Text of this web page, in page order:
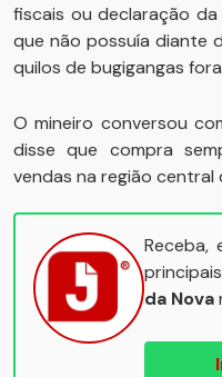
fiscais ou declaração da
que não possuía diante
quilos de bugigangas
O mineiro conversou
disse que compra
vendas na região central
Receba,
da Nova